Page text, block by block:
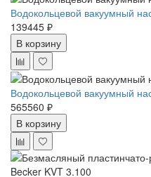
Водокольцевой вакуумный
139445 ₽
В корзину
Водокольцевой вакуумный
565560 ₽
В корзину